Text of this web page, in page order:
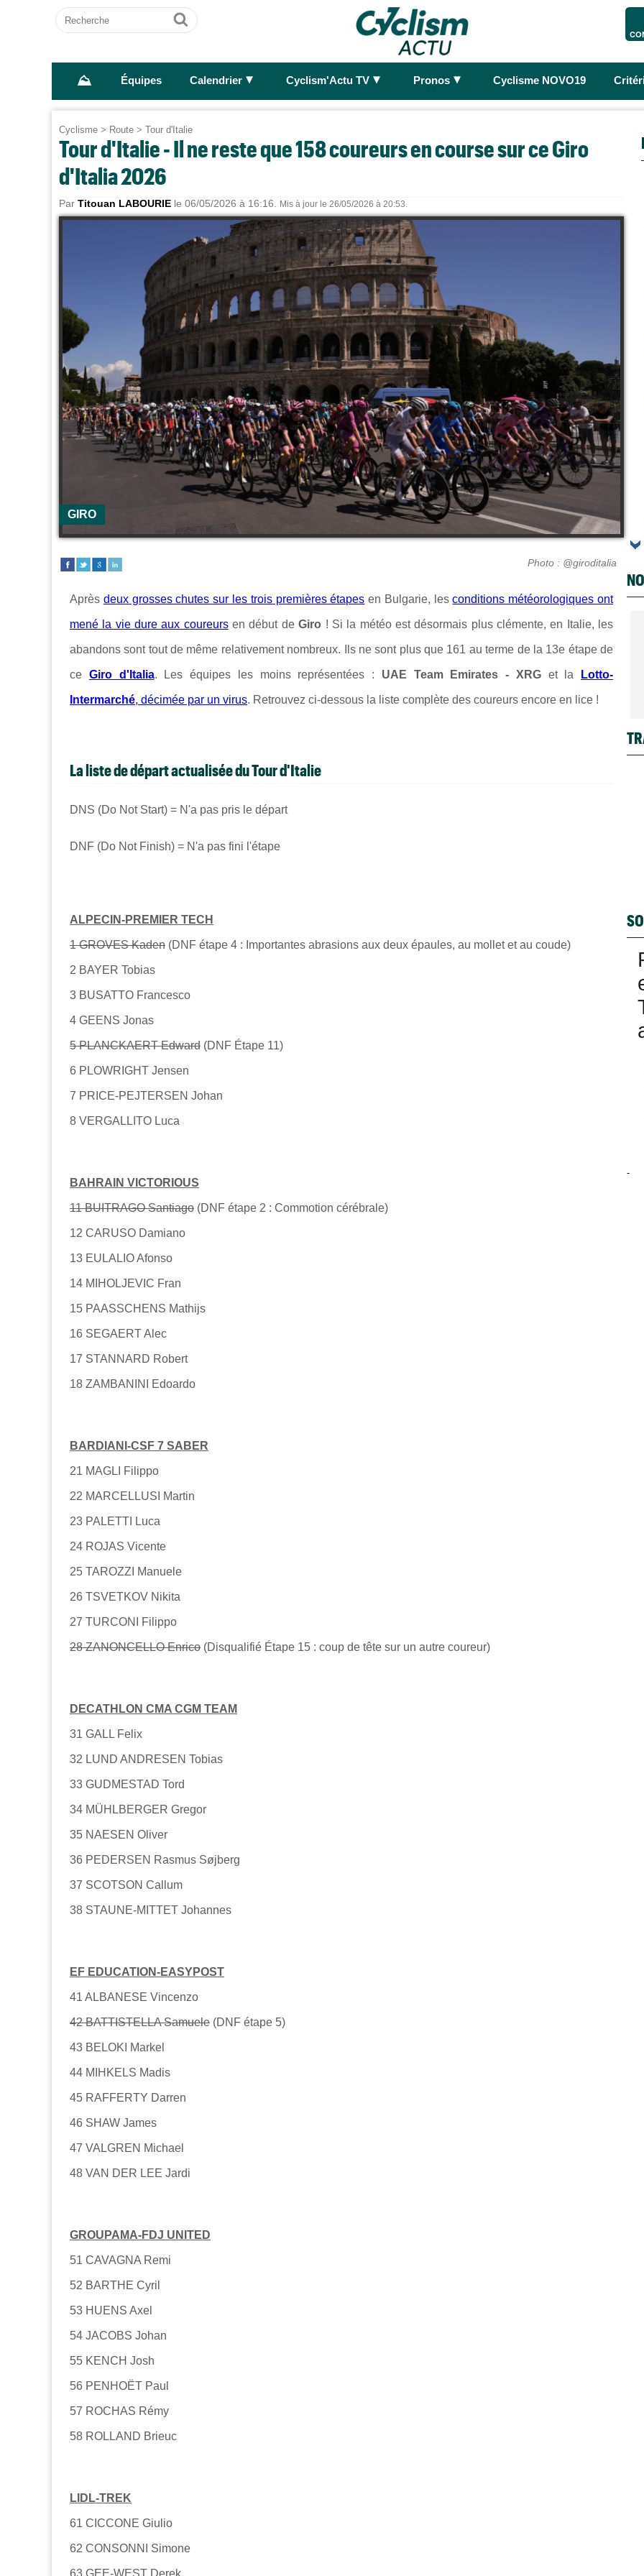
Recherche
Ok
⛰ Équipes Calendrier ► Cyclism'Actu TV ► Pronos ► Cyclisme NOVO19
Cyclisme > Route > Tour d'Italie
Tour d'Italie - Il ne reste que 158 coureurs en course sur ce Giro
d'Italia 2026
Par Titouan LABOURIE le 06/05/2026 à 16:16. Mis à jour le 26/05/2026 à 20:53.
GIRO
Photo : @giroditalia
Après deux grosses chutes sur les trois premières étapes en Bulgarie, lesconditions météorologiques ont
mené la vie dure aux coureursen début deGiro ! Si la météo est désormais plus clémente, en Italie, les
abandons sont tout de même relativement nombreux. Ils ne sont plus que 161 au terme de la 13e étape de
ce Giro d'Italia. Les équipes les moins représentées : UAE Team Emirates - XRGet la Lotto-
Intermarché, décimée par un virus. Retrouvez ci-dessous la liste complète des coureurs encore en lice !
La liste de départ actualisée du Tour d'Italie
DNS (Do Not Start) = N'a pas pris le départ
DNF (Do Not Finish) = N'a pas fini l'étape
ALPECIN-PREMIER TECH
1 GROVES Kaden (DNF étape 4 : Importantes abrasions aux deux épaules, au mollet et au coude)
2 BAYER Tobias
3 BUSATTO Francesco
4 GEENS Jonas
5 PLANCKAERT Edward (DNF Étape 11)
6 PLOWRIGHT Jensen
7 PRICE-PEJTERSEN Johan
8 VERGALLITO Luca
BAHRAIN VICTORIOUS
11 BUITRAGO Santiago (DNF étape 2 : Commotion cérébrale)
12 CARUSO Damiano
13 EULALIO Afonso
14 MIHOLJEVIC Fran
15 PAASSCHENS Mathijs
16 SEGAERT Alec
17 STANNARD Robert
18 ZAMBANINI Edoardo
BARDIANI-CSF 7 SABER
21 MAGLI Filippo
22 MARCELLUSI Martin
23 PALETTI Luca
24 ROJAS Vicente
25 TAROZZI Manuele
26 TSVETKOV Nikita
27 TURCONI Filippo
28 ZANONCELLO Enrico (Disqualifié Étape 15 : coup de tête sur un autre coureur)
DECATHLON CMA CGM TEAM
31 GALL Felix
32 LUND ANDRESEN Tobias
33 GUDMESTAD Tord
34 MÜHLBERGER Gregor
35 NAESEN Oliver
36 PEDERSEN Rasmus Søjberg
37 SCOTSON Callum
38 STAUNE-MITTET Johannes
EF EDUCATION-EASYPOST
41 ALBANESE Vincenzo
42 BATTISTELLA Samuele (DNF étape 5)
43 BELOKI Markel
44 MIHKELS Madis
45 RAFFERTY Darren
46 SHAW James
47 VALGREN Michael
48 VAN DER LEE Jardi
GROUPAMA-FDJ UNITED
51 CAVAGNA Remi
52 BARTHE Cyril
53 HUENS Axel
54 JACOBS Johan
55 KENCH Josh
56 PENHOËT Paul
57 ROCHAS Rémy
58 ROLLAND Brieuc
LIDL-TREK
61 CICCONE Giulio
62 CONSONNI Simone
-